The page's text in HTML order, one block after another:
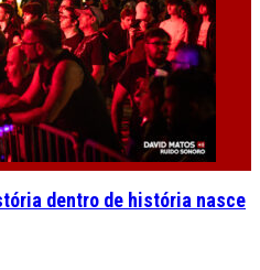
dentro de história nasce